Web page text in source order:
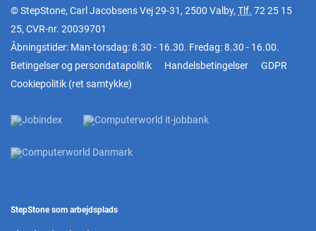
© StepStone, Carl Jacobsens Vej 29-31, 2500 Valby, Tlf. 72 25 15
25, CVR-nr. 20039701
Åbningstider: Man-torsdag: 8.30 - 16.30. Fredag: 8.30 - 16.00.
Betingelser og persondatapolitik
Handelsbetingelser
GDPR
Cookiepolitik (ret samtykke)
StepStone som arbejdsplads